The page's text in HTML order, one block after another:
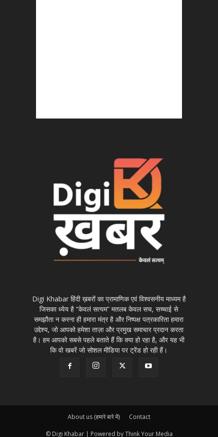
Digi Khabar हिंदी ख़बरों का प्रामाणिक एवं विश्वसनीय माध्यम है
जिसका ध्येय है “केवलं सत्यम” मतलब केवल सच, सच्चाई से
समझौता न करना ही हमारा मंत्र है और निष्पक्ष पत्रकारिता हमारा
उद्देश्य, जो आपको हमेशा ताज़ा और प्रमुख समाचार प्रदान करता
है। हम आपको सबसे पहले बताते हैं कि क्या हो रहा है, और यह भी
कि वो खबरें जो सोशल मीडिया पर ट्रेंड हो रही हैं।
About us (हमारे बारे में) Contact
© Digi Khabar | Powered by Think Your Media